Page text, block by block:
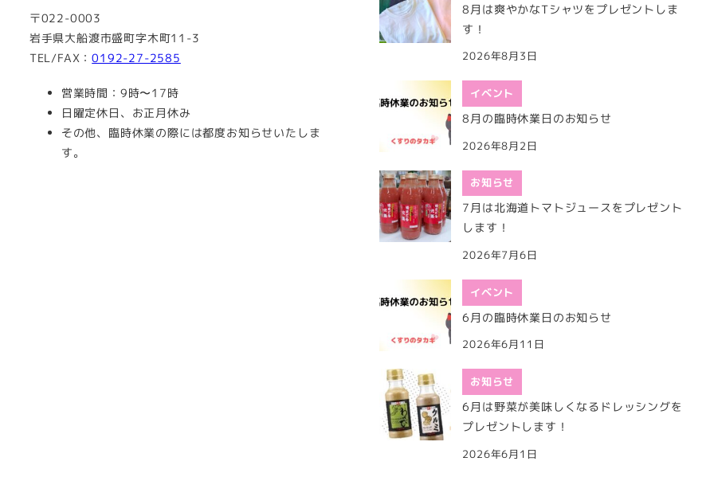
〒022-0003
岩手県大船渡市盛町字木町11-3
TEL/FAX：0192-27-2585
営業時間：9時〜17時
日曜定休日、お正月休み
その他、臨時休業の際には都度お知らせいたしま
す。
8月は爽やかなTシャツをプレゼントしま
す！
2026年8月3日
イベント
8月の臨時休業日のお知らせ
2026年8月2日
お知らせ
7月は北海道トマトジュースをプレゼント
します！
2026年7月6日
イベント
6月の臨時休業日のお知らせ
2026年6月11日
お知らせ
6月は野菜が美味しくなるドレッシングを
プレゼントします！
2026年6月1日